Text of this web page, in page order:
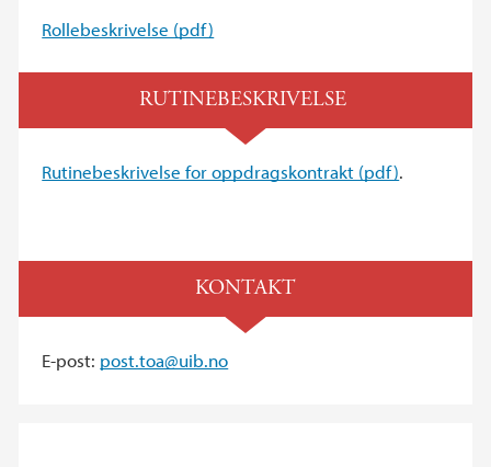
Rollebeskrivelse (pdf)
RUTINEBESKRIVELSE
Rutinebeskrivelse for oppdragskontrakt (pdf).
KONTAKT
E-post: post.toa@uib.no